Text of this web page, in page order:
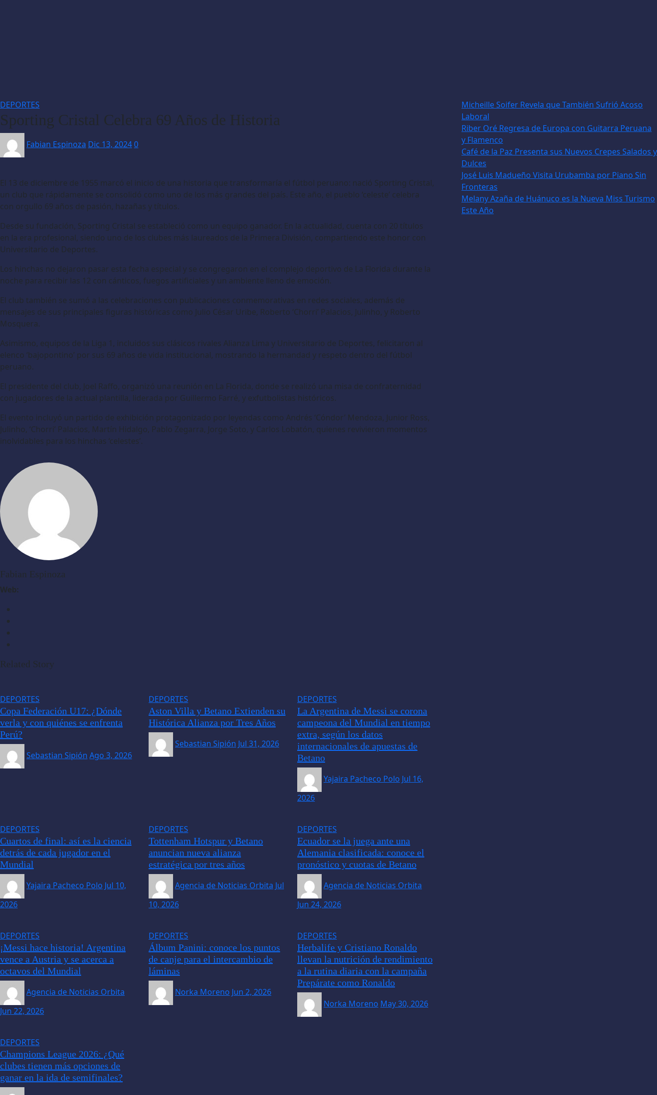
DEPORTES
Sporting Cristal Celebra 69 Años de Historia
Fabian Espinoza Dic 13, 20240
El 13 de diciembre de 1955 marcó el inicio de una historia que transformaría el fútbol peruano: nació Sporting Cristal,
un club que rápidamente se consolidó como uno de los más grandes del país. Este año, el pueblo ‘celeste’ celebra
con orgullo 69 años de pasión, hazañas y títulos.
Desde su fundación, Sporting Cristal se estableció como un equipo ganador. En la actualidad, cuenta con 20 títulos
en la era profesional, siendo uno de los clubes más laureados de la Primera División, compartiendo este honor con
Universitario de Deportes.
Los hinchas no dejaron pasar esta fecha especial y se congregaron en el complejo deportivo de La Florida durante la
noche para recibir las 12 con cánticos, fuegos artificiales y un ambiente lleno de emoción.
El club también se sumó a las celebraciones con publicaciones conmemorativas en redes sociales, además de
mensajes de sus principales figuras históricas como Julio César Uribe, Roberto ‘Chorri’ Palacios, Julinho, y Roberto
Mosquera.
Asimismo, equipos de la Liga 1, incluidos sus clásicos rivales Alianza Lima y Universitario de Deportes, felicitaron al
elenco ‘bajopontino’ por sus 69 años de vida institucional, mostrando la hermandad y respeto dentro del fútbol
peruano.
El presidente del club, Joel Raffo, organizó una reunión en La Florida, donde se realizó una misa de confraternidad
con jugadores de la actual plantilla, liderada por Guillermo Farré, y exfutbolistas históricos.
El evento incluyó un partido de exhibición protagonizado por leyendas como Andrés ‘Cóndor’ Mendoza, Junior Ross,
Julinho, ‘Chorri’ Palacios, Martín Hidalgo, Pablo Zegarra, Jorge Soto, y Carlos Lobatón, quienes revivieron momentos
inolvidables para los hinchas ‘celestes’.
Fabian Espinoza
Web:
Related Story
DEPORTES
Copa Federación U17: ¿Dónde
verla y con quiénes se enfrenta
Perú?
Sebastian Sipión Ago 3, 2026
DEPORTES
Aston Villa y Betano Extienden su
Histórica Alianza por Tres Años
Sebastian Sipión Jul 31, 2026
DEPORTES
La Argentina de Messi se corona
campeona del Mundial en tiempo
extra, según los datos
internacionales de apuestas de
Betano
Yajaira Pacheco Polo Jul 16,
2026
DEPORTES
Cuartos de final: así es la ciencia
detrás de cada jugador en el
Mundial
Yajaira Pacheco Polo Jul 10,
2026
DEPORTES
Tottenham Hotspur y Betano
anuncian nueva alianza
estratégica por tres años
Agencia de Noticias Orbita Jul
10, 2026
DEPORTES
Ecuador se la juega ante una
Alemania clasificada: conoce el
pronóstico y cuotas de Betano
Agencia de Noticias Orbita
Jun 24, 2026
DEPORTES
¡Messi hace historia! Argentina
vence a Austria y se acerca a
octavos del Mundial
Agencia de Noticias Orbita
Jun 22, 2026
DEPORTES
Álbum Panini: conoce los puntos
de canje para el intercambio de
láminas
Norka Moreno Jun 2, 2026
DEPORTES
Herbalife y Cristiano Ronaldo
llevan la nutrición de rendimiento
a la rutina diaria con la campaña
Prepárate como Ronaldo
Norka Moreno May 30, 2026
DEPORTES
Champions League 2026: ¿Qué
clubes tienen más opciones de
ganar en la ida de semifinales?
Micheille Soifer Revela que También Sufrió Acoso
Laboral
Riber Oré Regresa de Europa con Guitarra Peruana
y Flamenco
Café de la Paz Presenta sus Nuevos Crepes Salados y
Dulces
José Luis Madueño Visita Urubamba por Piano Sin
Fronteras
Melany Azaña de Huánuco es la Nueva Miss Turismo
Este Año